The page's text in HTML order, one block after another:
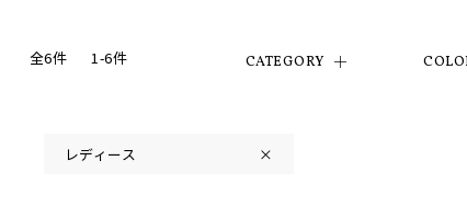
全6件 1-6件 CATEGORY
レディース ×